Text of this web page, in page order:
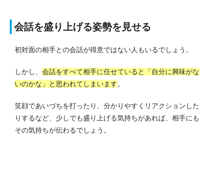
会話を盛り上げる姿勢を見せる
初対面の相手との会話が得意ではない人もいるでしょう。
しかし、 会話をすべて相手に任せていると「自分に興味がな
いのかな」と思われてしまいます。
笑顔であいづちを打ったり、分かりやすくリアクションした
りするなど、少しでも盛り上げる気持ちがあれば、相手にも
その気持ちが伝わるでしょう。